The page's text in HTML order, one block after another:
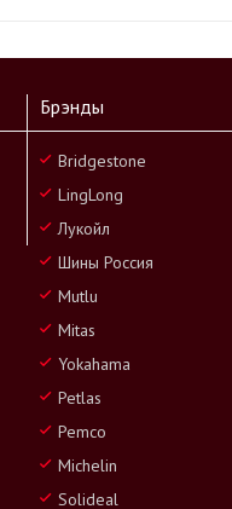
Брэнды
Bridgestone
LingLong
Лукойл
Шины Россия
Mutlu
Mitas
Yokahama
Petlas
Pemco
Michelin
Solideal